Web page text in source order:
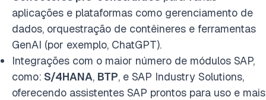
aplicações e plataformas como gerenciamento de
dados, orquestração de contêineres e ferramentas
GenAI (por exemplo, ChatGPT).
Integrações com o maior número de módulos SAP,
como: S/4HANA, BTP, e SAP Industry Solutions,
oferecendo assistentes SAP prontos para uso e mais